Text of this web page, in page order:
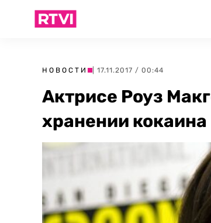
НОВОСТИ | 17.11.2017 / 00:44
Актрисе Роуз
хранении кокаина